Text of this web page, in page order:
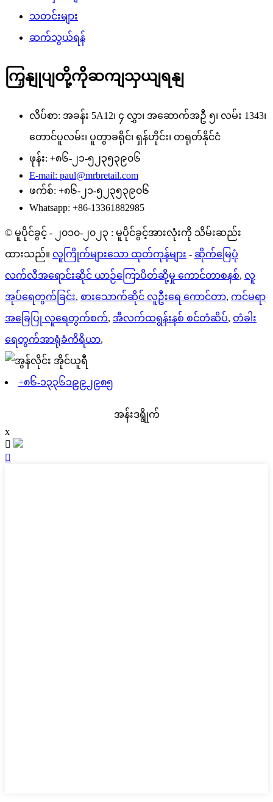
သတင်းများ
ဆက်သွယ်ရန်
ကြှနျုပျတို့ကိုဆကျသှယျရနျ
လိပ်စာ: အခန်း 5A12၊ ၄ လွှာ၊ အဆောက်အဦ ၅၊ လမ်း 1343၊
တောင်ပူလမ်း၊ ပူတွာခရိုင်၊ ရှန်ဟိုင်း၊ တရုတ်နိုင်ငံ
ဖုန်း: +၈၆-၂၁-၅၂၃၅၃၉၀၆
E-mail: paul@mrbretail.com
ဖက်စ်: +၈၆-၂၁-၅၂၃၅၃၉၀၆
Whatsapp: +86-13361882985
© မူပိုင်ခွင့် - ၂၀၁၀-၂၀၂၃ : မူပိုင်ခွင့်အားလုံးကို သိမ်းဆည်း
ထားသည်။ လူကြိုက်များသော ထုတ်ကုန်များ - ဆိုက်မြေပုံ
လက်လီအရောင်းဆိုင် ယာဉ်ကြောပိတ်ဆို့မှု ကောင်တာစနစ်, လူ
အုပ်ရေတွက်ခြင်း, စားသောက်ဆိုင် လူဦးရေ ကောင်တာ, ကင်မရာ
အခြေပြု လူရေတွက်စက်, အီလက်ထရွန်းနစ် စင်တံဆိပ်, တံခါး
ရေတွက်အာရုံခံကိရိယာ,
+၈၆-၁၃၃၆၁၉၉၂၉၈၅
အန်းဒရွိုက်
x

